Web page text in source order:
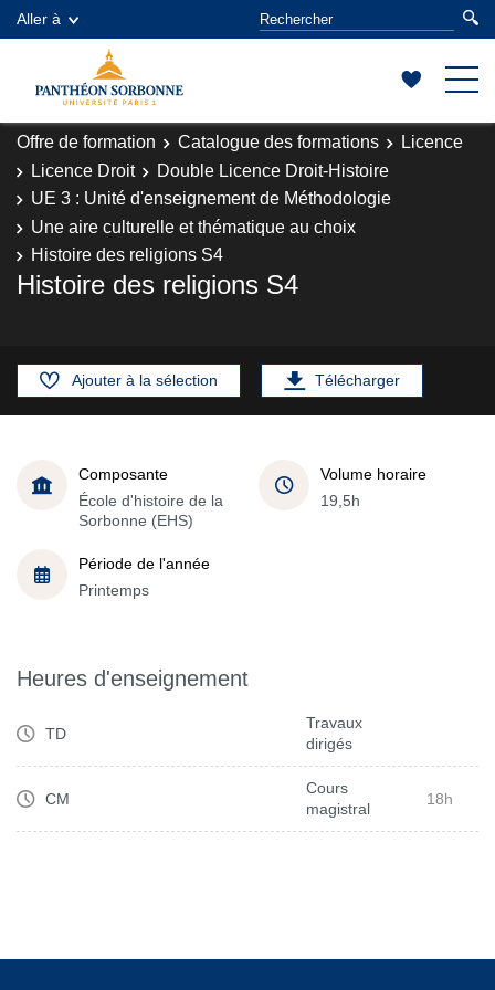
Aller à
Offre de formation Catalogue des formations
Licence
Licence Droit
Double Licence Droit-Histoire
UE 3 : Unité d'enseignement de Méthodologie
Une aire culturelle et thématique au choix
Histoire des religions S4
Histoire des religions S4
Ajouter à la sélection Télécharger
Composante
École d'histoire de la
Sorbonne (EHS)
Volume horaire
19,5h
Période de l'année
Printemps
Heures d'enseignement
TD
Travaux
dirigés
CM
Cours
magistral
18h